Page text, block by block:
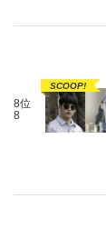
8位
8
SCOOP!